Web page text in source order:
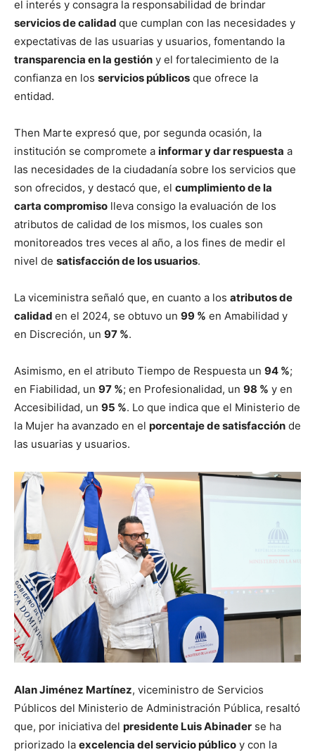
el interés y consagra la responsabilidad de brindar
servicios de calidad que cumplan con las necesidades y
expectativas de las usuarias y usuarios, fomentando la
transparencia en la gestión y el fortalecimiento de la
confianza en los servicios públicos que ofrece la
entidad.
Then Marte expresó que, por segunda ocasión, la
institución se compromete a informar y dar respuesta a
las necesidades de la ciudadanía sobre los servicios que
son ofrecidos, y destacó que, el cumplimiento de la
carta compromiso lleva consigo la evaluación de los
atributos de calidad de los mismos, los cuales son
monitoreados tres veces al año, a los fines de medir el
nivel de satisfacción de los usuarios.
La viceministra señaló que, en cuanto a los atributos de
calidad en el 2024, se obtuvo un 99 % en Amabilidad y
en Discreción, un 97 %.
Asimismo, en el atributo Tiempo de Respuesta un 94 %;
en Fiabilidad, un 97 %; en Profesionalidad, un 98 % y en
Accesibilidad, un 95 %. Lo que indica que el Ministerio de
la Mujer ha avanzado en el porcentaje de satisfacción de
las usuarias y usuarios.
Alan Jiménez Martínez, viceministro de Servicios
Públicos del Ministerio de Administración Pública, resaltó
que, por iniciativa del presidente Luis Abinader se ha
priorizado la excelencia del servicio público y con la